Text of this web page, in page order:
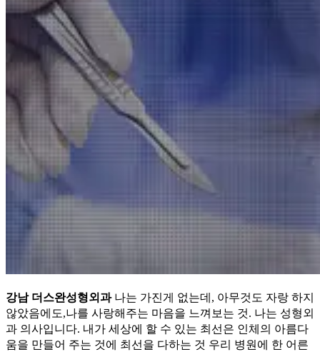
강남 더스완성형외과 나는 가진게 없는데, 아무것도 자랑 하지
않았음에도,나를 사랑해주는 마음을 느껴보는 것. 나는 성형외
과 의사입니다. 내가 세상에 할 수 있는 최선은 인체의 아름다
움을 만들어 주는 것에 최선을 다하는 것 우리 병원에 한 어른